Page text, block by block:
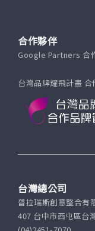
合作夥伴
Google Partners 合
台灣品牌耀飛計畫
台灣總公司
普拉瑞斯創意整合
407 台中市西屯區台